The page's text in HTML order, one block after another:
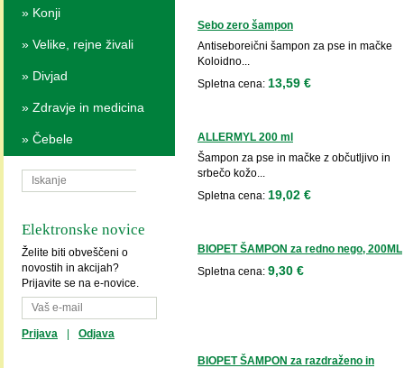
» Konji
» Velike, rejne živali
» Divjad
» Zdravje in medicina
» Čebele
Elektronske novice
Želite biti obveščeni o
novostih in akcijah?
Prijavite se na e-novice.
Prijava Odjava
Sebo zero šampon
Antiseboreični šampon za pse in mačke
Koloidno...
Spletna cena: 13,59 €
ALLERMYL 200 ml
Šampon za pse in mačke z občutljivo in
srbečo kožo...
Spletna cena: 19,02 €
BIOPET ŠAMPON za redno nego, 200ML
Spletna cena: 9,30 €
BIOPET ŠAMPON za razdraženo in